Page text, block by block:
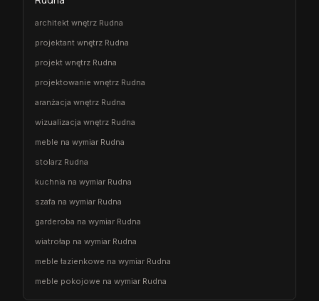
architekt wnętrz Rudna
projektant wnętrz Rudna
projekt wnętrz Rudna
projektowanie wnętrz Rudna
aranżacja wnętrz Rudna
wizualizacja wnętrz Rudna
meble na wymiar Rudna
stolarz Rudna
kuchnia na wymiar Rudna
szafa na wymiar Rudna
garderoba na wymiar Rudna
wiatrołap na wymiar Rudna
meble łazienkowe na wymiar Rudna
meble pokojowe na wymiar Rudna